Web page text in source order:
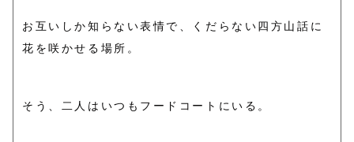
お互いしか知らない表情で、くだらない四方山話に
花を咲かせる場所。
そう、二人はいつもフードコートにいる。